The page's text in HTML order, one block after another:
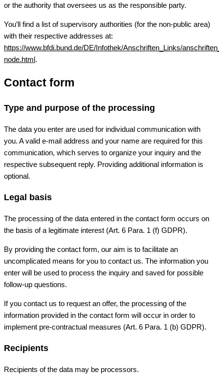
or the authority that oversees us as the responsible party.
You’ll find a list of supervisory authorities (for the non-public area)
with their respective addresses at:
https://www.bfdi.bund.de/DE/Infothek/Anschriften_Links/
node.html.
Contact form
Type and purpose of the processing
The data you enter are used for individual communication with
you. A valid e-mail address and your name are required for this
communication, which serves to organize your inquiry and the
respective subsequent reply. Providing additional information is
optional.
Legal basis
The processing of the data entered in the contact form occurs on
the basis of a legitimate interest (Art. 6 Para. 1 (f) GDPR).
By providing the contact form, our aim is to facilitate an
uncomplicated means for you to contact us. The information you
enter will be used to process the inquiry and saved for possible
follow-up questions.
If you contact us to request an offer, the processing of the
information provided in the contact form will occur in order to
implement pre-contractual measures (Art. 6 Para. 1 (b) GDPR).
Recipients
Recipients of the data may be processors.